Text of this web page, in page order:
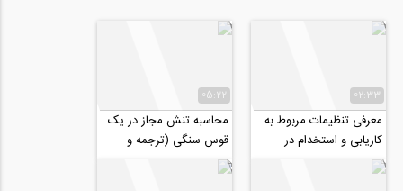
02:33
معرفی تنظیمات مربوط به
کاریابی و استخدام در
پروفایل کاربران وبسایت
۸۰۸
05:22
محاسبه تنش مجاز در یک
قوس سنگی (ترجمه و
دوبله اختصاصی موسسه
۸۰۸)